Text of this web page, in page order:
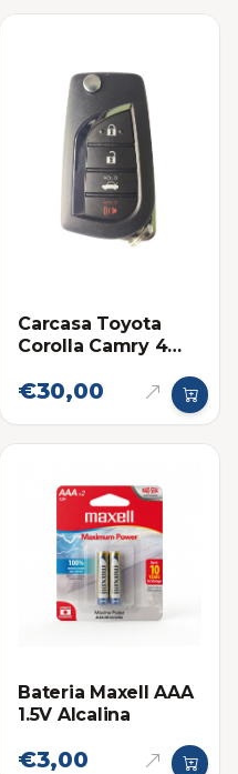
Carcasa Toyota
Corolla Camry 4
sellada
€30,00
Bateria Maxell AAA
1.5V Alcalina
€3,00